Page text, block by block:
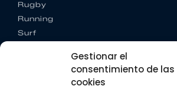
Gestionar el
consentimiento de las
cookies
Rugby
Running
Surf